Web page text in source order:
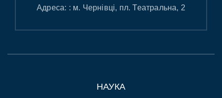
Адреса: : м. Чернівці, пл. Театральна, 2
НАУКА